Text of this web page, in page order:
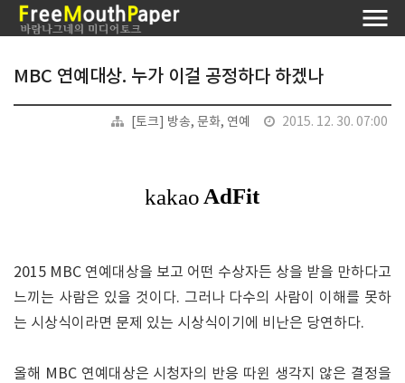
MBC 연예대상. 누가 이걸 공정하다 하겠나
[토크] 방송, 문화, 연예 2015. 12. 30. 07:00
2015 MBC 연예대상을 보고 어떤 수상자든 상을 받을 만하다고
느끼는 사람은 있을 것이다. 그러나 다수의 사람이 이해를 못하
는 시상식이라면 문제 있는 시상식이기에 비난은 당연하다.
올해 MBC 연예대상은 시청자의 반응 따윈 생각지 않은 결정을